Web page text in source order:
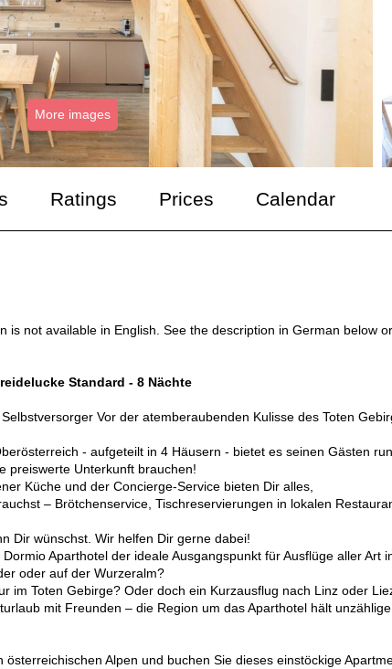
More images
Ratings Prices Calendar
is not available in English. See the description in German below
Standard - 8 Nächte
Vor der atemberaubenden Kulisse des Toten
- aufgeteilt in 4 Häusern - bietet es seinen Gästen
preiswerte Unterkunft brauchen!
Küche und der Concierge-Service bieten Dir alles,
– Brötchenservice, Tischreservierungen in lokalen
Dir wünschst. Wir helfen Dir gerne dabei!
Aparthotel der ideale Ausgangspunkt für Ausflüge aller Art
oder auf der Wurzeralm?
im Toten Gebirge? Oder doch ein Kurzausflug nach Linz oder
mit Freunden – die Region um das Aparthotel hält
Alpen und buchen Sie dieses einstöckige